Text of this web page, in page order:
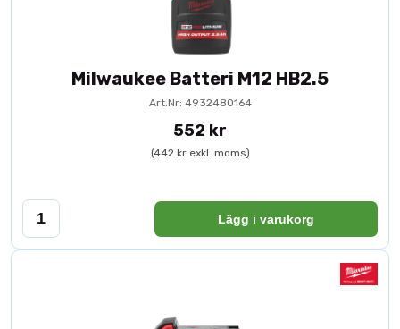
Milwaukee Batteri M12 HB2.5
Art.Nr: 4932480164
552 kr
(442 kr exkl. moms)
Lägg i varukorg